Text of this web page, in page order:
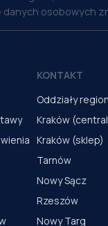
osobowych
KONTAKT
Oddziały
Kraków
Kraków (sklep)
Tarnów
Nowy Sącz
Rzeszów
Nowy Targ